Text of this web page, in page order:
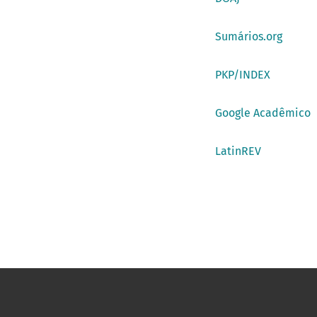
Sumários.org
PKP/INDEX
Google Acadêmico
LatinREV